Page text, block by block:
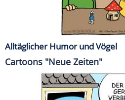
Alltäglicher Humor und Vögel
Cartoons "Neue Zeiten"